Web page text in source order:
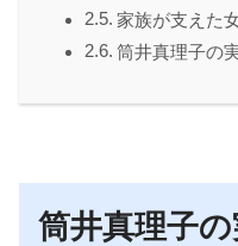
家族が支えた
筒井真理子の
筒井真理子